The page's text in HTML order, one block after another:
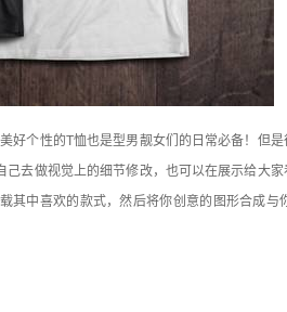
好个性的T恤也是型男靓女们的日常必备！但
己去做视觉上的细节修改，也可以在展示给大
其中喜欢的款式，然后将你创意的图形合成与
时用的最多最广泛的应该就是
的软件不仅仅所有的专…